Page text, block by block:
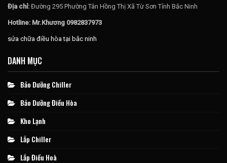
Địa chỉ: Đường 295 Phường Tân Hồng Thị Xã Từ Sơn Tỉnh Bắc Ninh
Hotline: Mr.Khương 0982837973
sửa chữa điều hòa tại bắc ninh
DANH MỤC
Bảo Dưỡng Chiller
Bảo Dưỡng Điều Hòa
Kho Lạnh
Lắp Chiller
Lắp Điều Hoà